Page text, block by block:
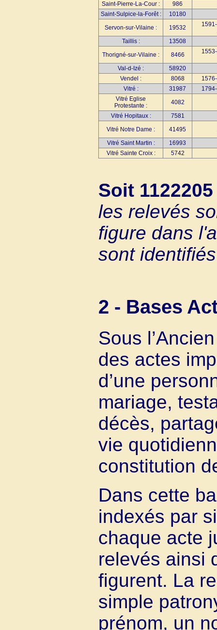
Saint-Pierre-La-Cour :
986
Saint-Sulpice-la-Forêt :
10180
Servon-sur-Vilaine :
19532
Taillis :
13508
Thorigné-sur-Vilaine :
8466
Val-d-Izé :
58920
Vendel :
8068
Vitré :
31987
Vitré Eglise
Protestante :
4082
Vitré Hopitaux :
7581
Vitré Notre Dame :
41495
Vitré Saint Martin :
16993
Vitré Sainte Croix :
5742
Soit
les relevés
figure dans
sont
2 - Bases
Sous
des actes
d’une
mariage,
décès,
vie
constitution
Dans cette
indexés par
chaque acte
relevés ainsi
figurent. La
simple
prénom, un